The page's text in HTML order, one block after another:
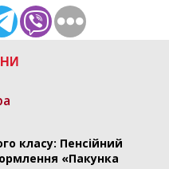
класу: Пенсійний
«Пакунка